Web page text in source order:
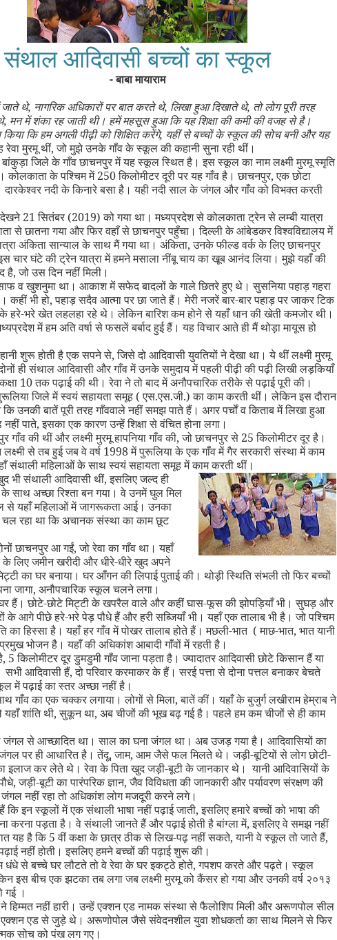
संथाल आदिवासी बच्चों का स्कूल
- बाबा मायाराम
जाते थे, नागरिक अधिकारों पर बात करते थे, लिखा हुआ दिखाते थे, तो लोग पूरी तरह
, मन में शंका रह जाती थी। हमें महसूस हुआ कि यह शिक्षा की कमी की वजह से है।
कि हम अगली पीढ़ी को शिक्षित करेंगे, यहीं से बच्चों के स्कूल की सोच बनी और यह
रेवा मुरमू थीं,जो मुझे उनके गाँव के स्कूल की कहानी सुना रही थीं।
जिले के गाँव छाचनपुर में यह स्कूल स्थित है। इस स्कूल का नाम लक्ष्मी मुरमू स्मृति
कोलकाता के पश्चिम में 250 किलोमीटर दूरी पर यह गाँव है। छाचनपुर,एक छोटा
नदी के किनारे बसा है। यही नदी साल के जंगल और गाँव को विभक्त करती
21 सितंबर (2019) को गया था। मध्यप्रदेश से कोलकाता ट्रेन से लम्बी यात्रा
से छातना गया और फिर वहाँ से छाचनपुर पहुँचा। दिल्ली के आंबेडकर विश्वविद्यालय में
अंकिता सान्याल के साथ मैं गया था। अंकिता,उनके फील्ड वर्क के लिए छाचनपुर
चार घंटे की ट्रेन यात्रा में हमने मसाला नींबू चाय का खूब आनंद लिया। मुझे यहाँ की
है,जो उस दिन नहीं मिली।
व खुशनुमा था। आकाश में सफेद बादलों के गाले छितरे हुए थे। सुसनिया पहाड़ गहरा
कहीं भी हो,पहाड़ सदैव आत्मा पर छा जाते हैं। मेरी नजरें बार-बार पहाड़ पर जाकर टिक
हरे-भरे खेत लहलहा रहे थे। लेकिन बारिश कम होने से यहाँ धान की खेती कमजोर थी।
में हम अति वर्षा से फसलें बर्बाद हुई हैं। यह विचार आते ही मैं थोड़ा मायूस हो
शुरू होती है एक सपने से,जिसे दो आदिवासी युवतियों ने देखा था। ये थीं लक्ष्मी मुरमू
ही संथाल आदिवासी और गाँव में उनके समुदाय में पहली पीढ़ी की पढ़ी लिखी लड़कियाँ
10 तक पढ़ाई की थी। रेवा ने तो बाद में अनौपचारिक तरीके से पढ़ाई पूरी की।
जिले में स्वयं सहायता समूह ( एस.एस.जी.) का काम करती थीं। लेकिन इस दौरान
उनकी बातें पूरी तरह गाँववाले नहीं समझ पाते हैं। अगर पर्चों व किताब में लिखा हुआ
पाते,इसका एक कारण उन्हें शिक्षा से वंचित होना लगा।
गाँव की थीं और लक्ष्मी मुरमू हापनिया गाँव की,जो छाचनपुर से 25 किलोमीटर दूर है।
लक्ष्मी से तब हुई जब वे वर्ष 1998 में पुरूलिया के एक गाँव में गैर सरकारी संस्था में काम
संथाली महिलाओं के साथ स्वयं सहायता समूह में काम करती थीं।
भी संथाली आदिवासी थीं,इसलिए जल्द ही
साथ अच्छा रिश्ता बन गया। वे उनमें घुल मिल
से यहाँ महिलाओं में जागरूकता आई। उनका
रहा था कि अचानक संस्था का काम छूट
छाचनपुर आ गईं,जो रेवा का गाँव था। यहाँ
के लिए जमीन खरीदी और धीरे-धीरे खुद अपने
का घर बनाया। घर आँगन की लिपाई पुताई की। थोड़ी स्थिति संभली तो फिर बच्चों
जागा, अनौपचारिक स्कूल चलने लगा।
हैं। छोटे-छोटे मिट्टी के खपरैल वाले और कहीं घास-फूस की झोपड़ियाँ भी। सुघड़ और
आगे पीछे हरे-भरे पेड़ पौधे हैं और हरी सब्जियाँ भी। यहाँ एक तालाब भी है। जो पश्चिम
का हिस्सा है। यहाँ हर गाँव में पोखर तालाब होते हैं। मछली-भात ( माछ-भात, भात यानी
भोजन है। यहाँ की अधिकांश आबादी गाँवों में रहती है।
, 5 किलोमीटर दूर डुमडुमी गाँव जाना पड़ता है। ज्यादातर आदिवासी छोटे किसान हैं या
आदिवासी हैं,दो परिवार करमाकर के हैं। सरई पत्ता से दोना पत्तल बनाकर बेचते
में पढ़ाई का स्तर अच्छा नहीं है।
गाँव का एक चक्कर लगाया। लोगों से मिला,बातें कीं। यहाँ के बुजुर्ग लखीराम हेम्राब ने
शांति थी,सुकून था, अब चीजों की भूख बढ़ गई है। पहले हम कम चीजों से ही काम
जंगल से आच्छादित था। साल का घना जंगल था। अब उजड़ गया है। आदिवासियों का
पर ही आधारित है। तेंदू,जाम, आम जैसे फल मिलते थे। जड़ी-बूटियों से लोग छोटी-
का इलाज कर लेते थे। रेवा के पिता खुद जड़ी-बूटी के जानकार थे। यानी आदिवासियों के
,जड़ी-बूटी का पारंपरिक ज्ञान,जैव विविधता की जानकारी और पर्यावरण संरक्षण की
नहीं रहा तो अधिकांश लोग मजदूरी करने लगे।
कि इन स्कूलों में एक संथाली भाषा नहीं पढ़ाई जाती,इसलिए हमारे बच्चों को भाषा की
करना पड़ता है। वे संथाली जानते हैं और पढ़ाई होती है बांग्ला में,इसलिए वे समझ नहीं
यह है कि 5 वीं कक्षा के छात्र ठीक से लिख-पढ़ नहीं सकते,यानी वे स्कूल तो जाते हैं,
नहीं होती। इसलिए हमने बच्चों की पढ़ाई शुरू की।
धंधे से बच्चे घर लौटते तो वे रेवा के घर इकट्ठे होते,गपशप करते और पढ़ते। स्कूल
इस बीच एक झटका तब लगा जब लक्ष्मी मुरमू को कैंसर हो गया और उनकी वर्ष २०१३
गई ।
हिम्मत नहीं हारी। उन्हें एक्शन एड नामक संस्था से फैलोशिप मिली और अरूणपोल सील
एड से जुड़े थे। अरूणोपोल जैसे संवेदनशील युवा शोधकर्ता का साथ मिलने से फिर
सोच को पंख लग गए।